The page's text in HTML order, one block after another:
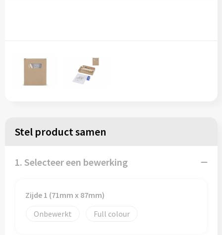
Stel product samen
1. Selecteer een bewerking
Zijde 1 (71mm x 87mm)
Onbewerkt
Full colour